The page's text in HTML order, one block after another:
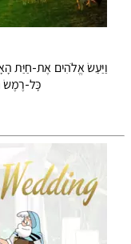
וַיַּעַשׂ אֱלֹהִים אֶת-חַיַּת
כָּל-רֶמֶשׂ